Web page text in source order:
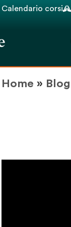
Calendario corsi
Home » Blog